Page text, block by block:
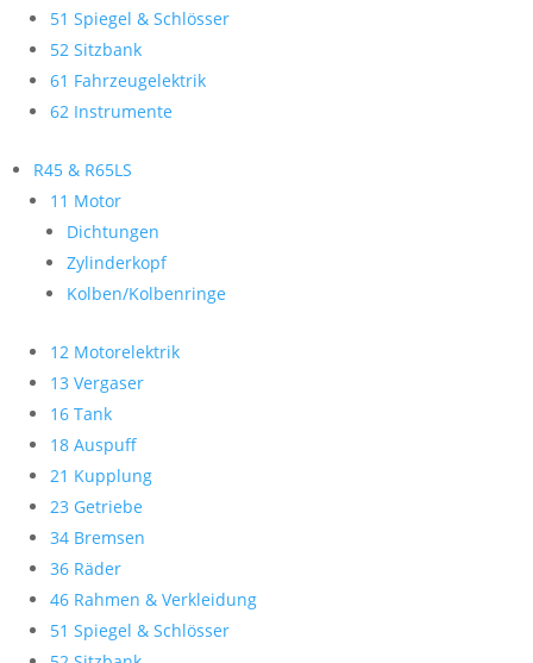
51 Spiegel & Schlösser
52 Sitzbank
61 Fahrzeugelektrik
62 Instrumente
R45 & R65LS
11 Motor
Dichtungen
Zylinderkopf
Kolben/Kolbenringe
12 Motorelektrik
13 Vergaser
16 Tank
18 Auspuff
21 Kupplung
23 Getriebe
34 Bremsen
36 Räder
46 Rahmen & Verkleidung
51 Spiegel & Schlösser